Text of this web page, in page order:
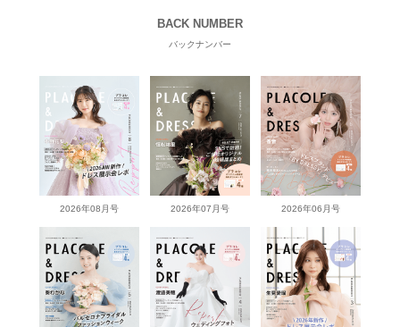
BACK NUMBER
バックナンバー
2026年08月号 2026年07月号 2026年06月号